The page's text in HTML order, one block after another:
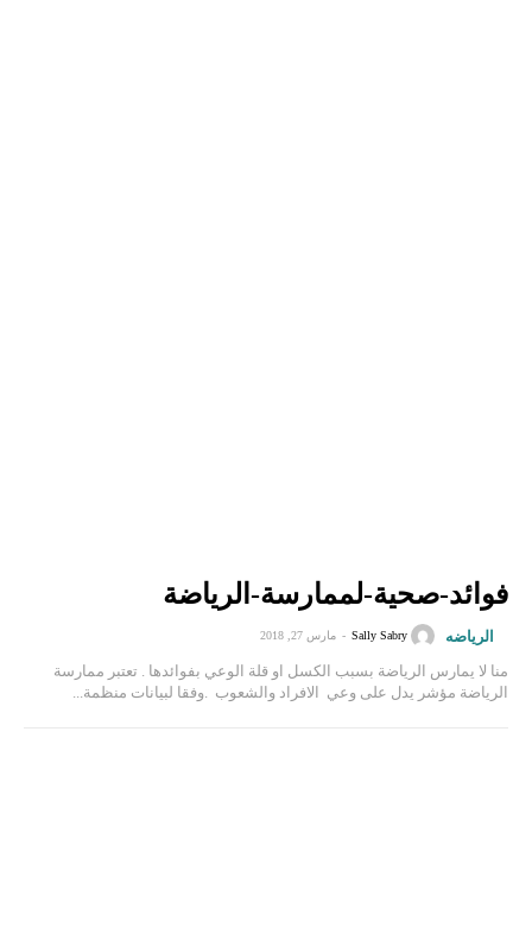
فوائد-صحية-لممارسة-الرياضة
الرياضه Sally Sabry
- مارس 27, 2018
منا لا يمارس الرياضة بسبب الكسل او قلة الوعي بفوائدها . تعتبر ممارسة
الرياضة مؤشر يدل على وعي الافراد والشعوب .وفقا لبيانات منظمة...